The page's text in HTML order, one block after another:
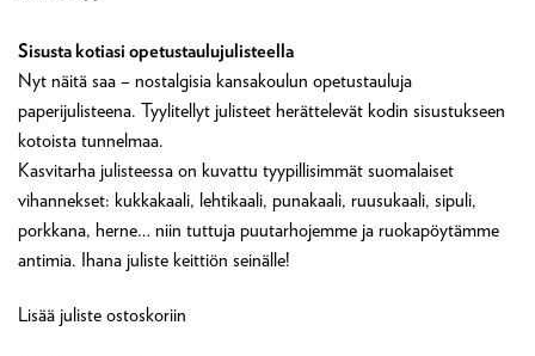
Sisusta kotiasi opetustaulujulisteella
Nyt näitä saa – nostalgisia kansakoulun opetustauluja
paperijulisteena. Tyylitellyt julisteet herättelevät kodin sisustukseen
kotoista tunnelmaa.
Kasvitarha julisteessa on kuvattu tyypillisimmät suomalaiset
vihannekset: kukkakaali, lehtikaali, punakaali, ruusukaali, sipuli,
porkkana, herne… niin tuttuja puutarhojemme ja ruokapöytämme
antimia. Ihana juliste keittiön seinälle!
Lisää juliste ostoskoriin